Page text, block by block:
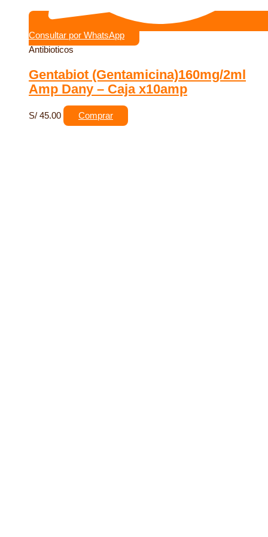
Consultar por WhatsApp
Antibioticos
Gentabiot (Gentamicina)160mg/2ml
Amp Dany – Caja x10amp
S/ 45.00 Comprar